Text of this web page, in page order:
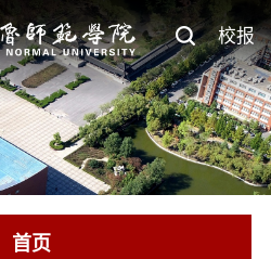
校报
首页